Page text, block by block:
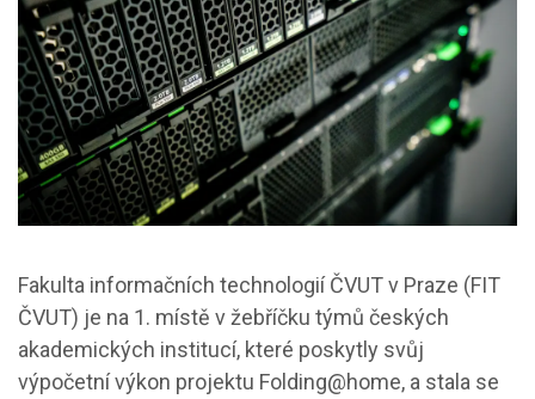
Fakulta informačních technologií ČVUT v Praze (FIT
ČVUT) je na 1. místě v žebříčku týmů českých
akademických institucí, které poskytly svůj
výpočetní výkon projektu Folding@home, a stala se